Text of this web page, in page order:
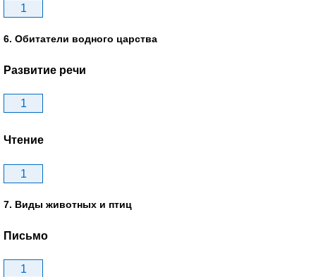
1
6. Обитатели водного царства
Развитие речи
1
Чтение
1
7. Виды животных и птиц
Письмо
1